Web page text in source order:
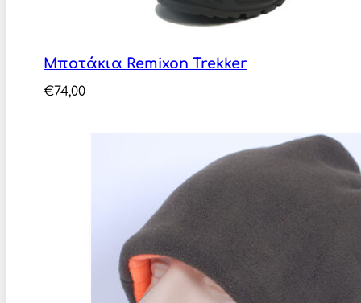
Μποτάκια Remixon Trekker
€74,00